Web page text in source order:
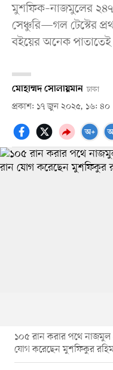
মুশফিক–নাজমুলের ২৪৭
সেঞ্চুরি—গল টেস্টের
বইয়ের অনেক
মোহাম্মদ সোলায়মান ঢাকা
প্রকাশ: ১৭ জুন ২০২৫, ১৬: ৪০
১০৫ রান করার পথে নাজমুল
যোগ করেছেন মুশফিকুর